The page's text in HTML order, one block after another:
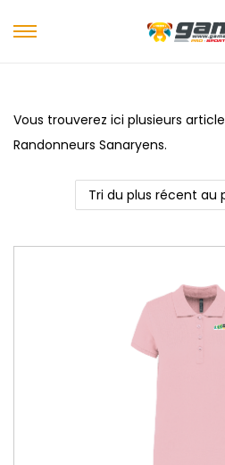
Vous trouverez ici plusieurs
Randonneurs Sanaryens.